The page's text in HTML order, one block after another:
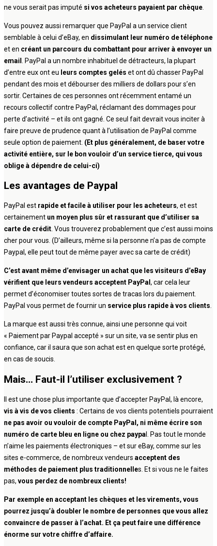
ne vous serait pas imputé si vos acheteurs payaient par chèque
Vous pouvez aussi remarquer que PayPal a un service client
semblable à celui d’eBay, en dissimulant leur numéro de téléphone
et en créant un parcours du combattant pour arriver à envoyer un
email . PayPal a un nombre inhabituel de détracteurs, la plupart
d’entre eux ont eu leurs comptes gelés et ont dû chasser PayPal
pendant des mois et débourser des milliers de dollars pour s’en
sortir. Certaines de ces personnes ont récemment entamé un
recours collectif contre PayPal, réclamant des dommages pour
perte d’activité – et ils ont gagné. Ce seul fait devrait vous inciter à
faire preuve de prudence quant à l’utilisation de PayPal comme
seule option de paiement. (Et plus généralement, de baser votre
activité entière, sur le bon vouloir d’un service tierce, qui vous
oblige à dépendre de celui-ci)
Les avantages de Paypal
PayPal est rapide et facile à utiliser pour les acheteurs, et est
certainement un moyen plus sûr et rassurant que d’utiliser sa
carte de crédit. Vous trouverez probablement que c’est aussi moins
cher pour vous. (D’ailleurs, même si la personne n’a pas de compte
Paypal, elle peut tout de même payer avec sa carte de crédit)
C’est avant même d’envisager un achat que les visiteurs d’eBay
vérifient que leurs vendeurs acceptent PayPal , car cela leur
permet d’économiser toutes sortes de tracas lors du paiement.
PayPal vous permet de fournir un service plus rapide à vos clients.
La marque est aussi très connue, ainsi une personne qui voit
« Paiement par Paypal accepté » sur un site, va se sentir plus en
confiance, car il saura que son achat est en quelque sorte protégé,
en cas de soucis.
Mais… Faut-il l’utiliser exclusivement ?
Il est une chose plus importante que d’accepter PayPal, là encore,
vis à vis de vos clients : Certains de vos clients potentiels pourraient
ne pas avoir ou vouloir de compte PayPal, ni même écrire son
numéro de carte bleu en ligne ou chez paypa l. Pas tout le monde
n’aime les paiements électroniques – et sur eBay, comme sur les
sites e-commerce, de nombreux vendeurs acceptent des
méthodes de paiement plus traditionnelles. Et si vous ne le faites
pas, vous perdez de nombreux clients!
Par exemple en acceptant les chèques et les virements, vous
pourrez jusqu’à doubler le nombre de personnes que vous allez
convaincre de passer à l’achat. Et ça peut faire une différence
énorme sur votre chiffre d’affaire.